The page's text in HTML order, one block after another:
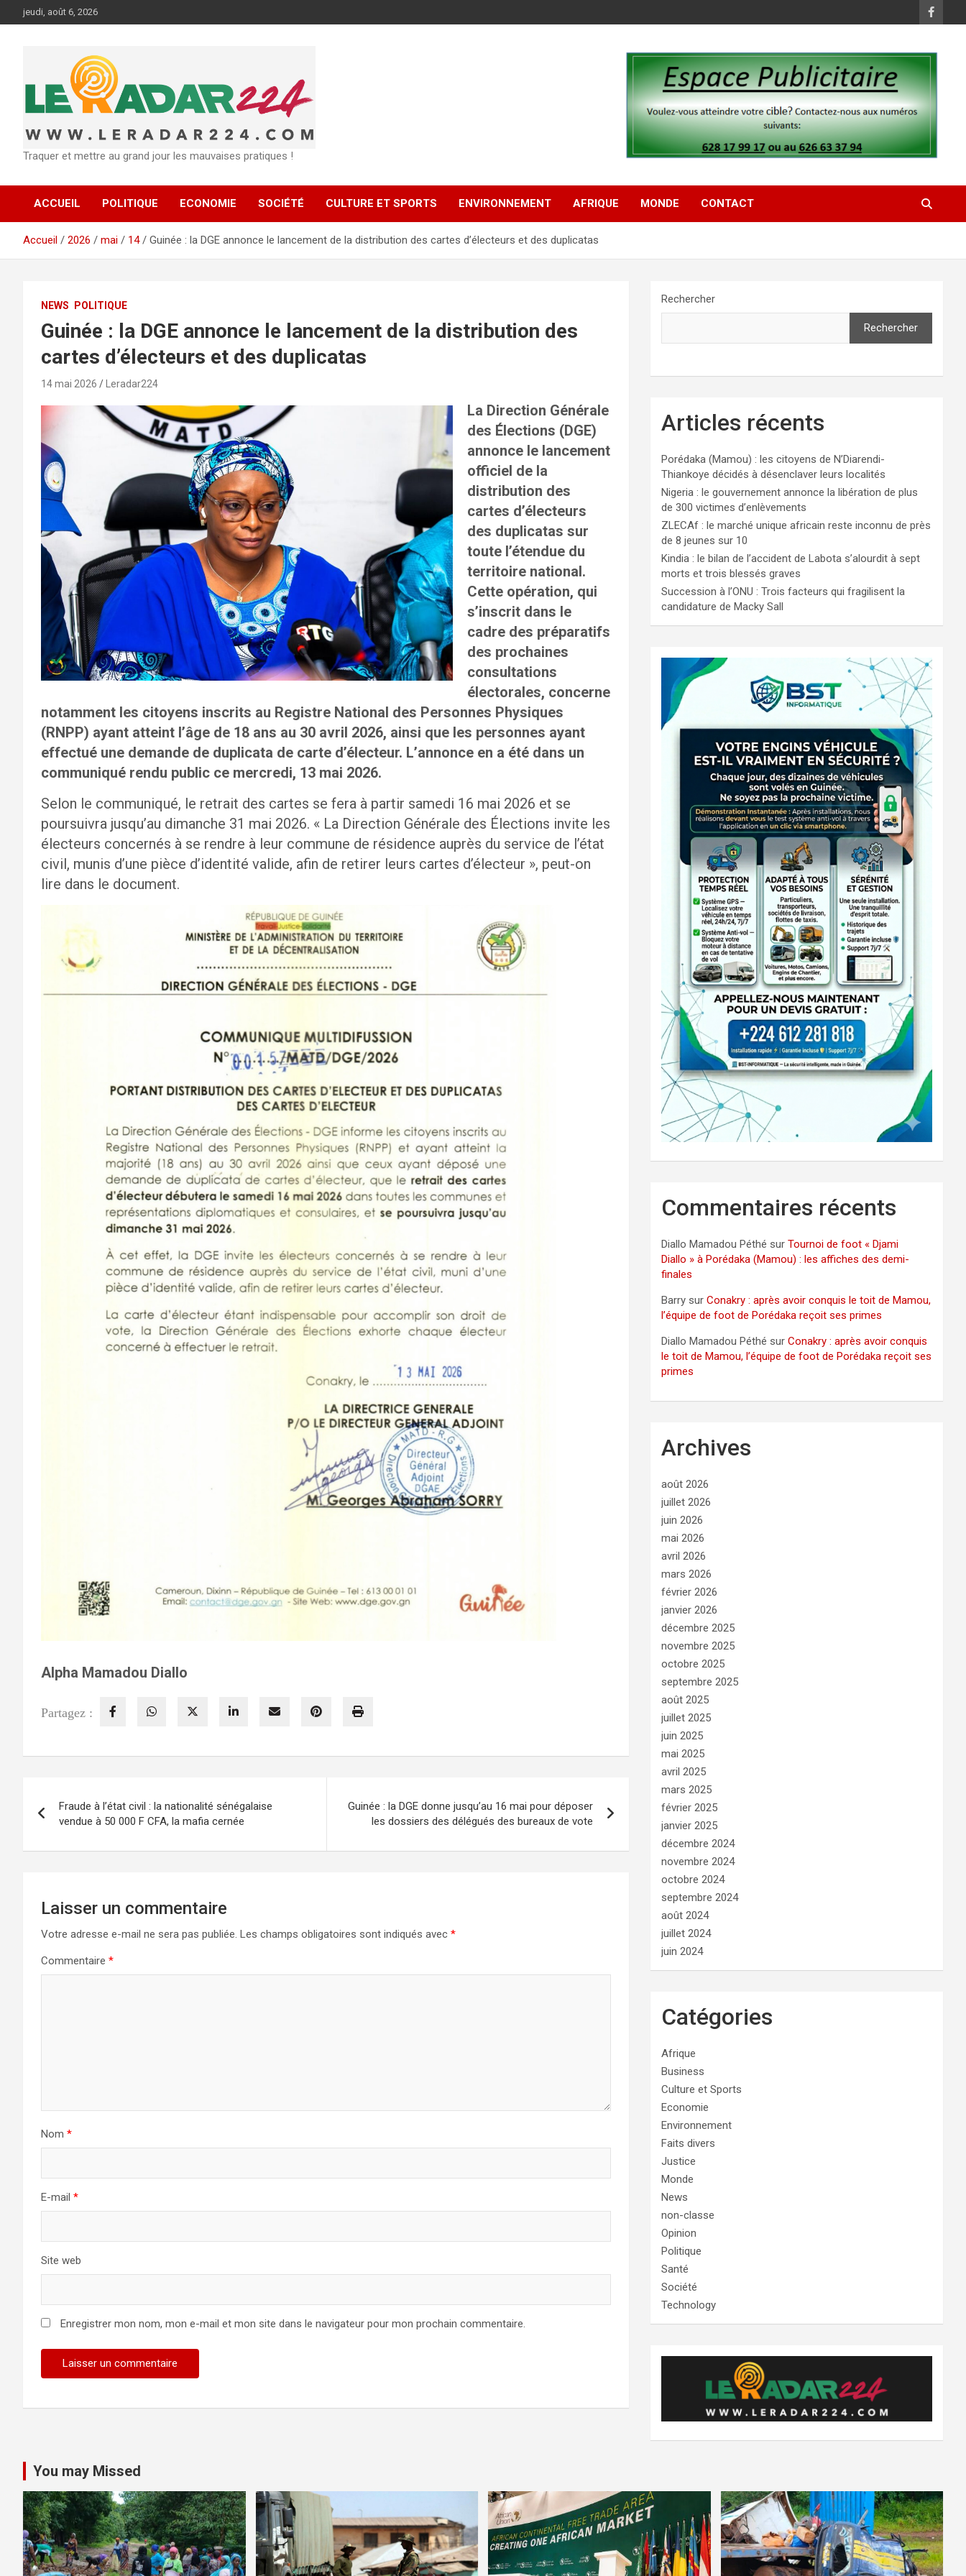
au
jeudi, août 6, 2026
Traquer et mettre au grand jour les mauvaises pratiques !
ACCUEIL POLITIQUE ECONOMIE SOCIÉTÉ CULTURE ET SPORTS ENVIRONNEMENT AFRIQUE MONDE CONTACT
Accueil 2026 mai 14 Guinée : la DGE annonce le lancement de la distribution des cartes d’électeurs et des duplicatas
NEWS POLITIQUE
Guinée : la DGE annonce le lancement de la distribution des
cartes d’électeurs et des duplicatas
14 mai 2026 Leradar224
La Direction Générale
des Élections (DGE)
annonce le lancement
officiel de la
distribution des
cartes d’électeurs
des duplicatas sur
toute l’étendue du
territoire national.
Cette opération, qui
s’inscrit dans le
cadre des préparatifs
des prochaines
consultations
électorales, concerne
notamment les citoyens inscrits au Registre National des Personnes Physiques
(RNPP) ayant atteint l’âge de 18 ans au 30 avril 2026, ainsi que les personnes ayant
effectué une demande de duplicata de carte d’électeur. L’annonce en a été dans un
communiqué rendu public ce mercredi, 13 mai 2026.
Selon le communiqué, le retrait des cartes se fera à partir samedi 16 mai 2026 et se
poursuivra jusqu’au dimanche 31 mai 2026. « La Direction Générale des Élections invite les
électeurs concernés à se rendre à leur commune de résidence auprès du service de l’état
civil, munis d’une pièce d’identité valide, afin de retirer leurs cartes d’électeur », peut-on
lire dans le document.
Alpha Mamadou Diallo
Partagez :
de
l’article
Fraude à l’état civil : la nationalité sénégalaise
vendue à 50 000 F CFA, la mafia cernée
Guinée : la DGE donne jusqu’au 16 mai pour déposer
les dossiers des délégués des bureaux de vote
Laisser un commentaire
Votre adresse e-mail ne sera pas publiée. Les champs obligatoires sont indiqués avec *
Commentaire *
Nom *
E-mail *
Site web
Enregistrer mon nom, mon e-mail et mon site dans le navigateur pour mon prochain commentaire.
Rechercher
Rechercher
Articles récents
Porédaka (Mamou) : les citoyens de N’Diarendi-
Thiankoye décidés à désenclaver leurs localités
Nigeria : le gouvernement annonce la libération de plus
de 300 victimes d’enlèvements
ZLECAf : le marché unique africain reste inconnu de près
de 8 jeunes sur 10
Kindia : le bilan de l’accident de Labota s’alourdit à sept
morts et trois blessés graves
Succession à l’ONU : Trois facteurs qui fragilisent la
candidature de Macky Sall
Commentaires récents
Diallo Mamadou Péthé surTournoi de foot « Djami
Diallo » à Porédaka (Mamou) : les affiches des demi-
finales
Barry surConakry : après avoir conquis le toit de Mamou,
l’équipe de foot de Porédaka reçoit ses primes
Diallo Mamadou Péthé surConakry : après avoir conquis
le toit de Mamou, l’équipe de foot de Porédaka reçoit ses
primes
Archives
août 2026
juillet 2026
juin 2026
mai 2026
avril 2026
mars 2026
février 2026
janvier 2026
décembre 2025
novembre 2025
octobre 2025
septembre 2025
août 2025
juillet 2025
juin 2025
mai 2025
avril 2025
mars 2025
février 2025
janvier 2025
décembre 2024
novembre 2024
octobre 2024
septembre 2024
août 2024
juillet 2024
juin 2024
Catégories
Afrique
Business
Culture et Sports
Economie
Environnement
Faits divers
Justice
Monde
News
non-classe
Opinion
Politique
Santé
Société
Technology
You may Missed